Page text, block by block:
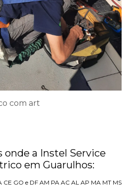
com art
onde a Instel Service
em Guarulhos:
CE GO e DF AM PA AC AL AP MA MT MS